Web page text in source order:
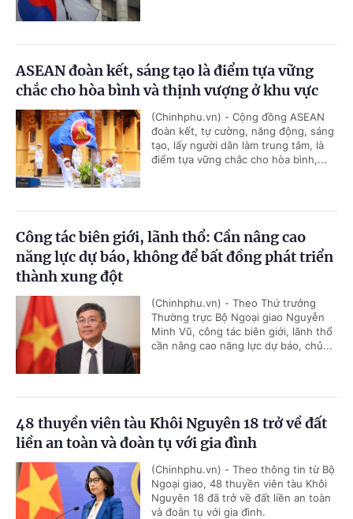
ASEAN đoàn kết, sáng tạo là điểm tựa vững
chắc cho hòa bình và thịnh vượng ở khu vực
(Chinhphu.vn) - Cộng đồng ASEAN
đoàn kết, tự cường, năng động, sáng
tạo, lấy người dân làm trung tâm, là
điểm tựa vững chắc cho hòa bình,...
Công tác biên giới, lãnh thổ: Cần nâng cao
năng lực dự báo, không để bất đồng phát triển
thành xung đột
(Chinhphu.vn) - Theo Thứ trưởng
Thường trực Bộ Ngoại giao Nguyễn
Minh Vũ, công tác biên giới, lãnh thổ
cần nâng cao năng lực dự báo, chủ...
48 thuyền viên tàu Khôi Nguyên 18 trở về đất
liền an toàn và đoàn tụ với gia đình
(Chinhphu.vn) - Theo thông tin từ Bộ
Ngoại giao, 48 thuyền viên tàu Khôi
Nguyên 18 đã trở về đất liền an toàn
và đoàn tụ với gia đình.